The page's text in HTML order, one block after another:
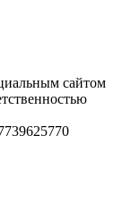
сайтом